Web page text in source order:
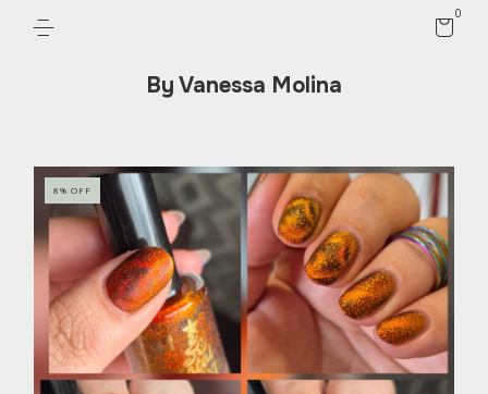
By Vanessa Molina
0
8% OFF